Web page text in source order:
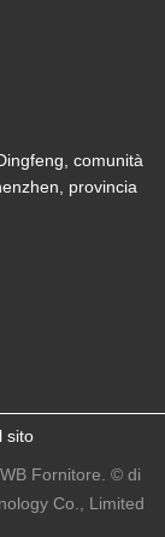
comunità
provincia
sito
Fornitore. © di
Co., Limited